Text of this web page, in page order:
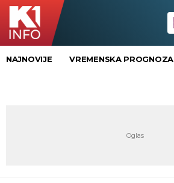
NAJNOVIJE VREMENSKA PROGNOZA